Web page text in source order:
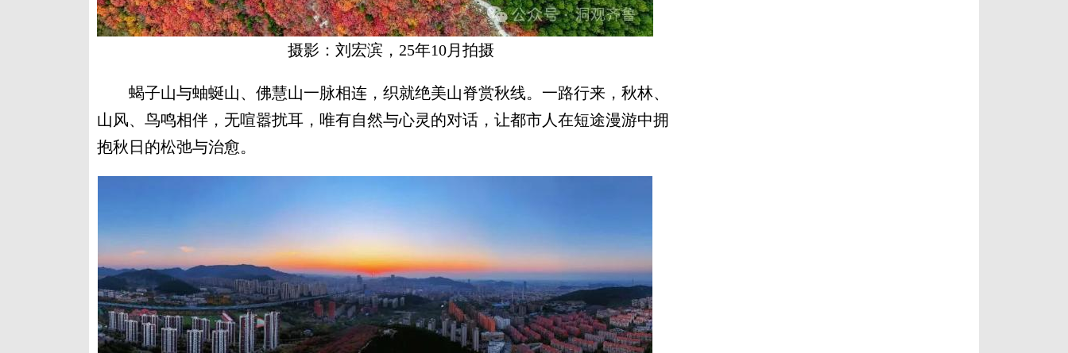
摄影：刘宏滨，25年10月拍摄
蝎子山与蚰蜒山、佛慧山一脉相连，织就绝美山脊赏秋线。一路行来，秋林、
山风、鸟鸣相伴，无喧嚣扰耳，唯有自然与心灵的对话，让都市人在短途漫游中拥
抱秋日的松弛与治愈。